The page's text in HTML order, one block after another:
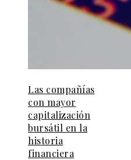
Las compañías
con mayor
capitalización
bursátil en la
historia
financiera